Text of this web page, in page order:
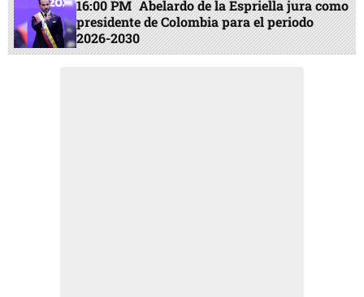
16:00 PM Abelardo de la Espriella jura como
presidente de Colombia para el periodo
2026-2030